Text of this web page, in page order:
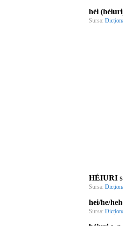
héi
Sursa:
HÉIURI
Sursa:
hei/he/
Sursa: